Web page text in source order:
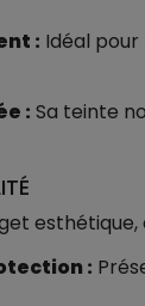
: Idéal pour
: Sa teinte
: